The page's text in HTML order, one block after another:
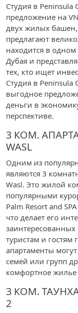
Студия в Peninsula
предложение на
двух жилых
предлагают
находится в
Дубая и
тех, кто ищет
Студия в Peninsula
выгодное
деньги в
перспективе.
3 КОМ.
WASL
Одним из
являются 3
Wasl. Это жилой
популярными
Palm Resort and
что делает его
туристам и гостям
апартаменты
семей или групп
комфортное
3 КОМ.
2